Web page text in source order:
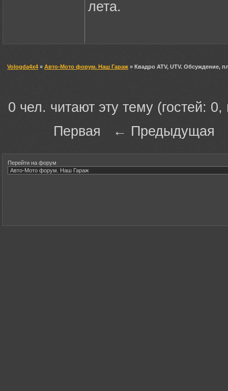
лета.
Vologda4x4 » Авто-Мото форум. Наш Гараж » Квадро ATV, UTV. Обсуждение,
0 чел. читают эту тему (гостей:
Первая ←
Перейти на форум